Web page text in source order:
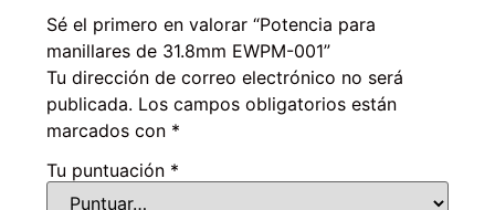
Sé el primero en valorar “Potencia para
manillares de 31.8mm EWPM-001”
Tu dirección de correo electrónico no será
publicada. Los campos obligatorios están
marcados con *
Tu puntuación *